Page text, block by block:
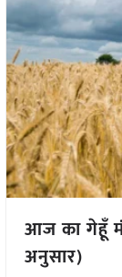
आज का गेहूँ
अनुसार)